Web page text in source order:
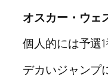
オスカー・ウェ
個人的には予選1
デカいジャンプ